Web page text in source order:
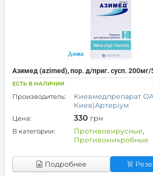
Азимед (azimed), пор. д/приг. сусп.
ЕСТЬ В НАЛИЧИИ
Производитель:
Киевмедпрепарат
Киев)Артеріум
Цена: 330 грн
В категории: Противовирусные,
Противомикробные
Подробнее